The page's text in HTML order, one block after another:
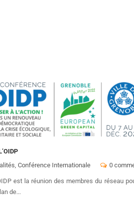
, Conférence Internationale 0
est la réunion des membres du réseau
de...